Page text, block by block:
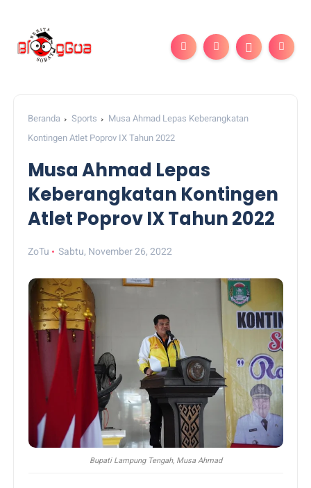
Beranda Sports
Musa Ahmad Lepas Keberangkatan
Kontingen Atlet Poprov IX Tahun 2022
Musa Ahmad Lepas
Keberangkatan Kontingen
Atlet Poprov IX Tahun 2022
ZoTu Sabtu, November 26, 2022
Bupati Lampung Tengah, Musa Ahmad